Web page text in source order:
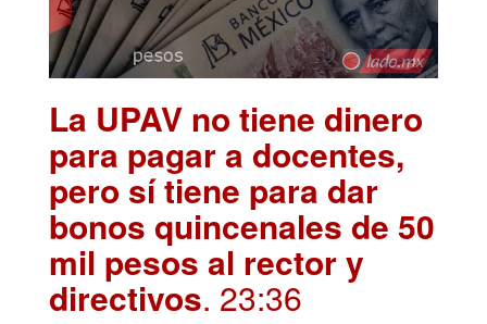
La UPAV no tiene dinero
para pagar a docentes,
pero sí tiene para dar
bonos quincenales de 50
mil pesos al rector y
directivos. 23:36